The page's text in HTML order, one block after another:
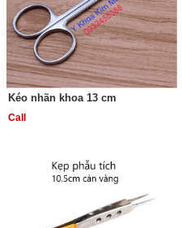
Kéo nhãn khoa 13 cm
Call